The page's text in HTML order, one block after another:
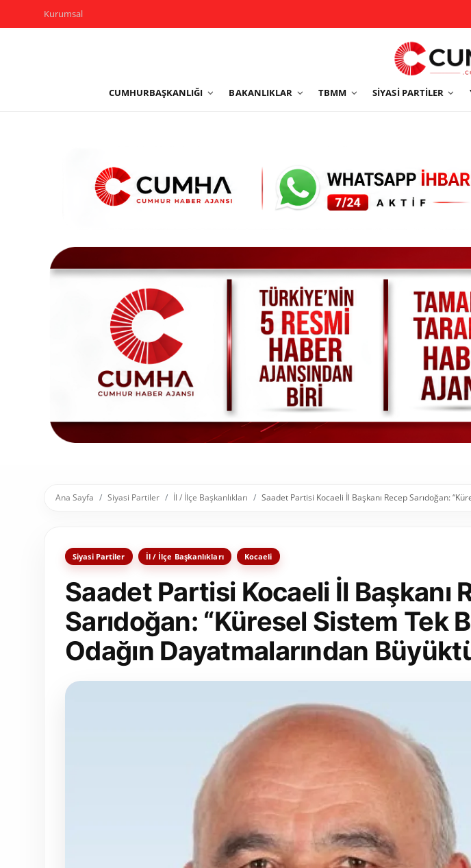
Kurumsal
CUMHURBAŞKANLIĞI BAKANLIKLAR TBMM SIYASI PARTILER
Yerel Yönetimler
Sivil Toplum Kuruluşları
Kamu Kurumları ve Üst Kurullar
Resmi Reklamlar
Ana Sayfa Siyasi Partiler İl / İlçe Başkanlıkları Saadet Partisi Kocaeli İl Başkanı Recep Sarıdoğan:
Siyasi Partiler İl / İlçe Başkanlıkları Kocaeli
Saadet Partisi Kocaeli İl Başkanı
Sarıdoğan: “Küresel Sistem Tek
Odağın Dayatmalarından